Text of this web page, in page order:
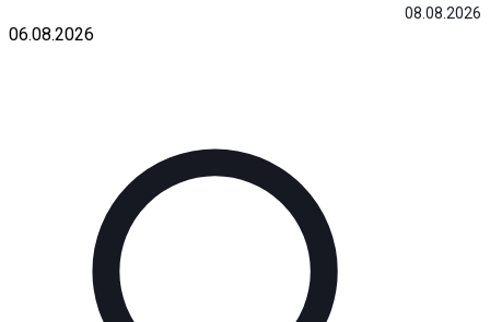
08.08.2026
06.08.2026